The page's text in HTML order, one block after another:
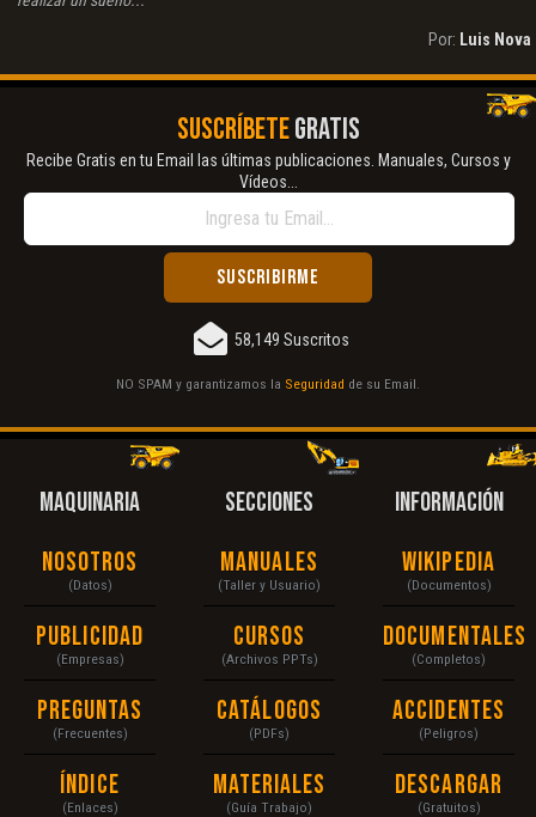
Por: Luis Nova
SUSCRÍBETEGRATIS
Recibe Gratis en tu Email las últimas publicaciones. Manuales, Cursos y
Vídeos...
58,149 Suscritos
NO SPAM y garantizamos la Seguridad de su Email.
MAQUINARIA
Nosotros
(Datos)
Publicidad
(Empresas)
Preguntas
(Frecuentes)
Índice
(Enlaces)
SECCIONES
Manuales
(Taller y Usuario)
Cursos
(Archivos PPTs)
Catálogos
(PDFs)
Materiales
(Guía Trabajo)
INFORMACIÓN
Wikipedia
(Documentos)
Documentales
(Completos)
Accidentes
(Peligros)
Descargar
(Gratuitos)